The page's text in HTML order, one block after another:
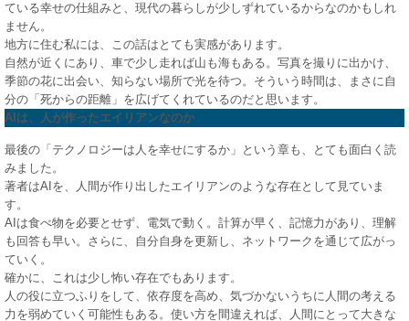
ている幸せの仕組みと、現代の暮らしが少しずれているからなのかもしれ
ません。
地方に住む私には、この話はとても実感があります。
自然が近くにあり、車で少し走れば山も海もある。写真を撮りに出かけ、
季節の花に出会い、知らない場所で光を待つ。そういう時間は、まさに自
分の「死からの距離」を広げてくれているのだと思います。
AIは、人が作ったエイリアンなのか
最後の「テクノロジーは人を幸せにするか」という章も、とても面白く読
みました。
著者はAIを、人間が作り出したエイリアンのような存在として見ていま
す。
AIは食べ物を必要とせず、電気で動く。計算が早く、記憶力があり、理解
も回答も早い。さらに、自分自身を更新し、ネットワークを通じて広がっ
ていく。
確かに、これは少し怖い存在でもあります。
人の役に立つふりをして、依存度を高め、気づかないうちに人間の考える
力を弱めていく可能性もある。使い方を間違えれば、人間にとって大きな